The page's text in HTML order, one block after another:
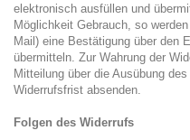
elektronisch ausfüllen und
Möglichkeit Gebrauch, so
Mail) eine Bestätigung über den
übermitteln. Zur Wahrung der
Mitteilung über die Ausübung
Widerrufsfrist absenden.
Folgen des Widerrufs